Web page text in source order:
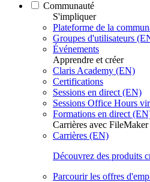
Communauté
S'impliquer
Plateforme de la
Groupes d'utilisateurs
Événements
Apprendre et créer
Claris Academy (EN)
Certifications
Sessions en direct (EN)
Sessions Office Hours
Formations en direct
Carrières avec FileMaker
Carrières (EN)
Découvrez des produits
Parcourir les offres